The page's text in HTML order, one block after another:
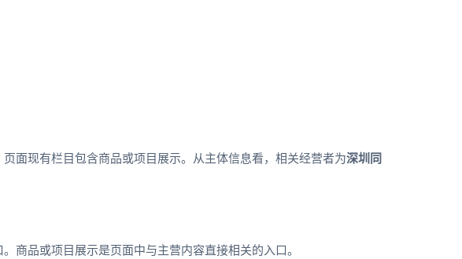
面现有栏目包含商品或项目展示。从主体信息看，相关经营者为深圳同
商品或项目展示是页面中与主营内容直接相关的入口。